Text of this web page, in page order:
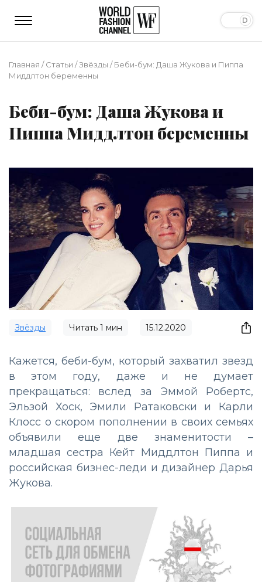
Главная /Статьи /Звёзды /Беби-бум: Даша Жукова и Пиппа
Миддлтон беременны
Беби-бум: Даша Жукова и
Пиппа Миддлтон беременны
Звёзды Читать 1 мин 15.12.2020
Кажется, беби-бум, который захватил звезд
в этом году, даже и не думает
прекращаться: вслед за Эммой Робертс,
Эльзой Хоск, Эмили Ратаковски и Карли
Клосс о скором пополнении в своих семьях
объявили еще две знаменитости –
младшая сестра Кейт Миддлтон Пиппа и
российская бизнес-леди и дизайнер Дарья
Жукова.